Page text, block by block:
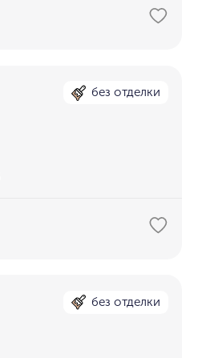
без отделки
без отделки